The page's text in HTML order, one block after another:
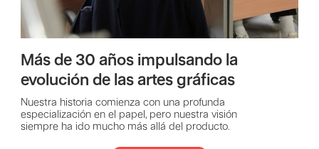
Más de 30 años impulsando la
evolución de las artes gráficas
Nuestra historia comienza con una profunda
especialización en el papel, pero nuestra visión
siempre ha ido mucho más allá del producto.